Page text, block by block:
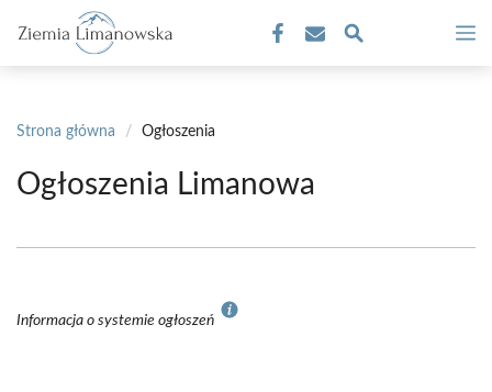
treści
Strona główna / Ogłoszenia
Ogłoszenia Limanowa
Informacja o systemie ogłoszeń